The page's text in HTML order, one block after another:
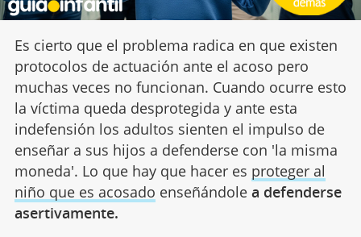
Es cierto que el problema radica en que existen
protocolos de actuación ante el acoso pero
muchas veces no funcionan. Cuando ocurre esto
la víctima queda desprotegida y ante esta
indefensión los adultos sienten el impulso de
enseñar a sus hijos a defenderse con 'la misma
moneda'. Lo que hay que hacer es proteger al
niño que es acosado enseñándole a defenderse
asertivamente.